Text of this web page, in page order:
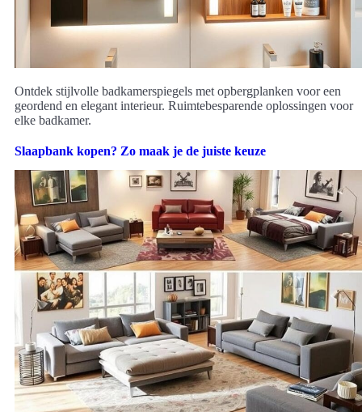
Ontdek stijlvolle badkamerspiegels met opbergplanken voor een
geordend en elegant interieur. Ruimtebesparende oplossingen voor
elke badkamer.
Slaapbank kopen? Zo maak je de juiste keuze